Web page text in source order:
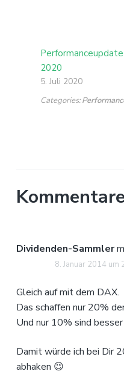
2020
5. Juli 2020
Categories:
Kommentare
Dividenden-Sammler
8. Januar 2014 um
Gleich auf mit dem DAX.
Das schaffen nur 20%
Und nur 10% sind
Damit würde ich bei Dir
abhaken 😉